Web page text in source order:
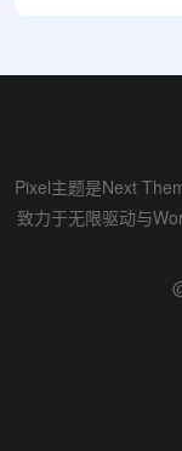
Pixel主题是Next
致力于无限驱动与